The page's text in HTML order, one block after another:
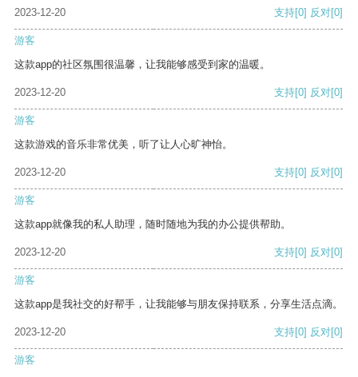
2023-12-20 支持[0] 反对[0]
游客
这款app的社区氛围很温馨，让我能够感受到家的温暖。
2023-12-20 支持[0] 反对[0]
游客
这款游戏的音乐非常优美，听了让人心旷神怡。
2023-12-20 支持[0] 反对[0]
游客
这款app就像我的私人助理，随时随地为我的办公提供帮助。
2023-12-20 支持[0] 反对[0]
游客
这款app是我社交的好帮手，让我能够与朋友保持联系，分享生活点滴。
2023-12-20 支持[0] 反对[0]
游客